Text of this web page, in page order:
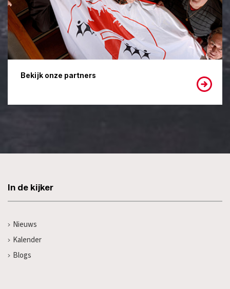
Bekijk onze partners
In de kijker
Nieuws
Kalender
Blogs